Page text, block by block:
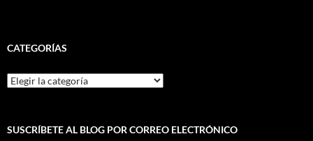
CATEGORÍAS
Categorías
SUSCRÍBETE AL BLOG POR CORREO ELECTRÓNICO